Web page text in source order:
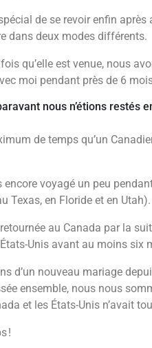
de se revoir enfin
dans deux modes différents.
qu’elle est venue, nous
moi pendant près de 6
nous n’étions restés
de temps qu’un
encore voyagé un peu
Texas, en Floride et en Utah).
au Canada par la
Unis avant au moins six
d’un nouveau mariage
ensemble, nous nous
et les États-Unis n’avait
!